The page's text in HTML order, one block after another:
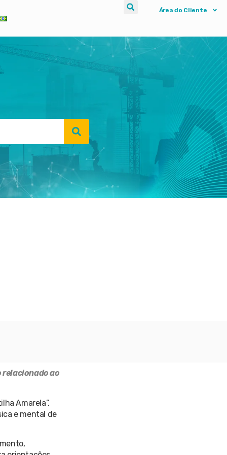
Área do Cliente
relacionado ao
Amarela”,
e mental de